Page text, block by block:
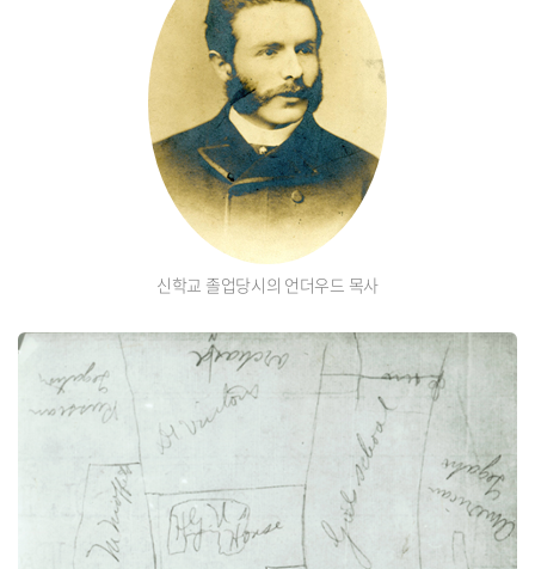
신학교 졸업당시의 언더우드 목사